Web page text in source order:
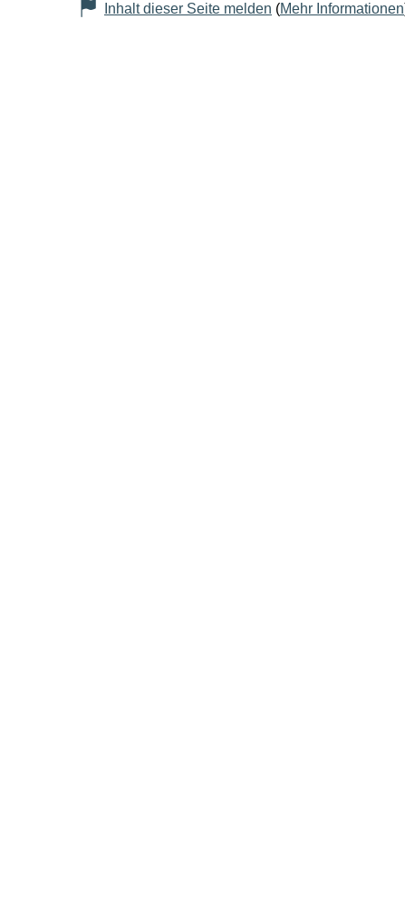
Inhalt dieser Seite melden (Mehr Informationen